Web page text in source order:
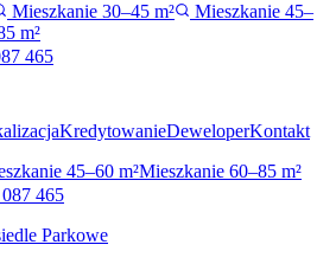
Mieszkanie 30–45 m²
Mieszkanie 45–
m²
465
KredytowanieDeweloperKontakt
45–60 m²Mieszkanie 60–85 m²
465